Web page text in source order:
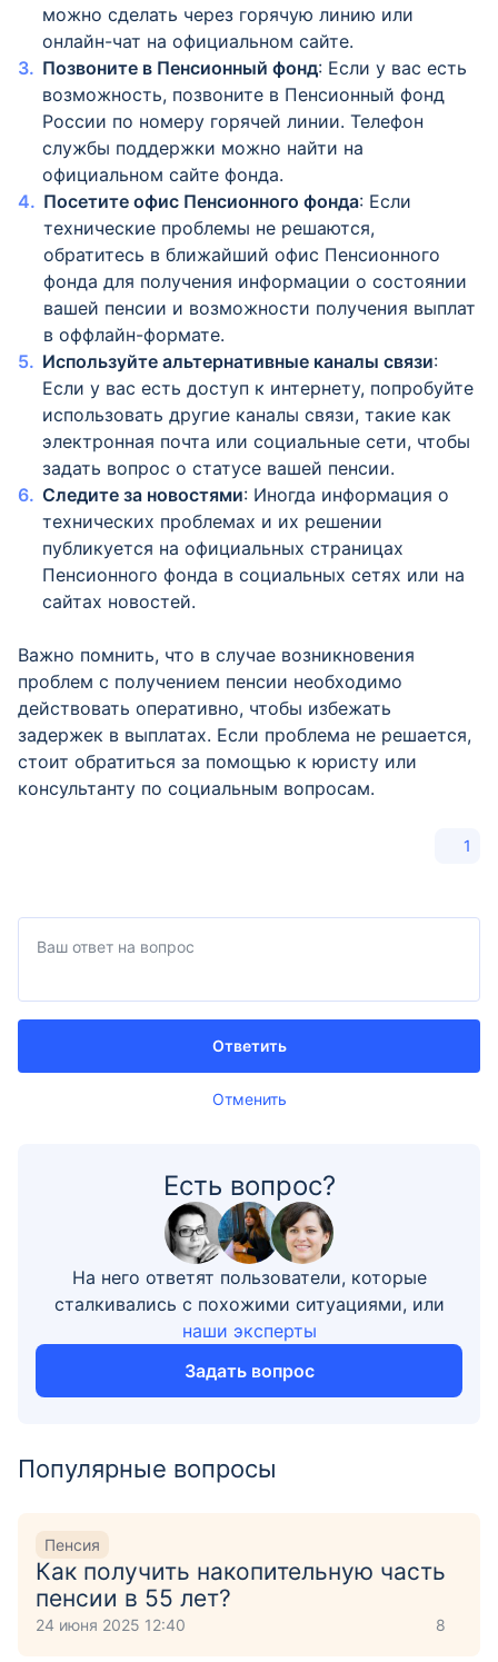
можно сделать через горячую линию или
онлайн-чат на официальном сайте.
Позвоните в Пенсионный фонд: Если у вас есть
возможность, позвоните в Пенсионный фонд
России по номеру горячей линии. Телефон
службы поддержки можно найти на
официальном сайте фонда.
Посетите офис Пенсионного фонда: Если
технические проблемы не решаются,
обратитесь в ближайший офис Пенсионного
фонда для получения информации о состоянии
вашей пенсии и возможности получения выплат
в оффлайн-формате.
Используйте альтернативные каналы связи:
Если у вас есть доступ к интернету, попробуйте
использовать другие каналы связи, такие как
электронная почта или социальные сети, чтобы
задать вопрос о статусе вашей пенсии.
Следите за новостями: Иногда информация о
технических проблемах и их решении
публикуется на официальных страницах
Пенсионного фонда в социальных сетях или на
сайтах новостей.
Важно помнить, что в случае возникновения
проблем с получением пенсии необходимо
действовать оперативно, чтобы избежать
задержек в выплатах. Если проблема не решается,
стоит обратиться за помощью к юристу или
консультанту по социальным вопросам.
1
Отменить
Ответить
Есть вопрос?
На него ответят пользователи, которые
сталкивались с похожими ситуациями, или
наши эксперты
Задать вопрос
Популярные вопросы
Пенсия
Как получить накопительную часть
пенсии в 55 лет?
24 июня 2025 12:40 8